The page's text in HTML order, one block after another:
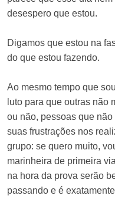
desespero que estou.
Digamos que estou na
do que estou fazendo.
Ao mesmo tempo que
luto para que outras não
ou não, pessoas que
suas frustrações nos
grupo: se quero muito,
marinheira de primeira
na hora da prova serão
passando e é